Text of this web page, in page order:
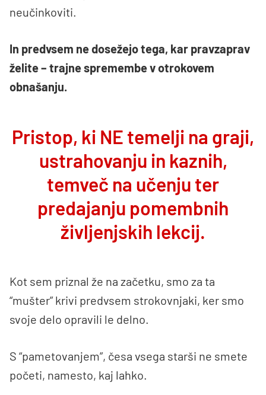
neučinkoviti.
In predvsem ne dosežejo tega, kar pravzaprav
želite – trajne spremembe v otrokovem
obnašanju.
Pristop, ki NE temelji na graji,
ustrahovanju in kaznih,
temveč na učenju ter
predajanju pomembnih
življenjskih lekcij.
Kot sem priznal že na začetku, smo za ta
“mušter” krivi predvsem strokovnjaki, ker smo
svoje delo opravili le delno.
S “pametovanjem”, česa vsega starši ne smete
početi, namesto, kaj lahko.